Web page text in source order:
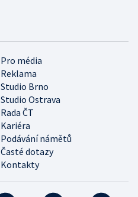
Pro média
Reklama
Studio Brno
Studio Ostrava
Rada ČT
Kariéra
Podávání námětů
Časté dotazy
Kontakty